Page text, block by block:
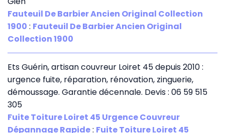
Fauteuil De Barbier Ancien Original Collection
1900 : Fauteuil De Barbier Ancien Original
Collection 1900
Ets Guérin, artisan couvreur Loiret 45 depuis 2010 :
urgence fuite, réparation, rénovation, zinguerie,
démoussage. Garantie décennale. Devis : 06 59 515
305
Fuite Toiture Loiret 45 Urgence Couvreur
Dépannage Rapide: Fuite Toiture Loiret 45